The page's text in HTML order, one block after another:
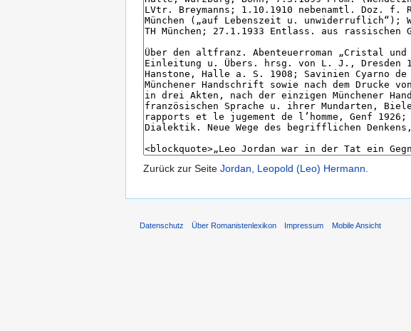
Zurück zur Seite Jordan, Leopold (Leo) Hermann.
Datenschutz Über Romanistenlexikon Impressum Mobile Ansicht